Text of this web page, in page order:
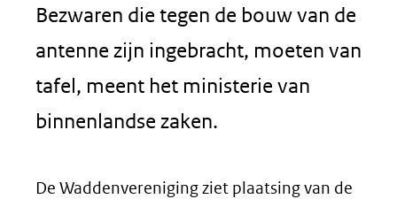
Bezwaren die tegen de bouw van de
antenne zijn ingebracht, moeten van
tafel, meent het ministerie van
binnenlandse zaken.
De Waddenvereniging ziet plaatsing van de